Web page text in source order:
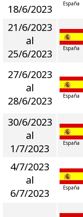
18/6/2023
España
21/6/2023
al
25/6/2023
España
27/6/2023
al
28/6/2023
España
30/6/2023
al
1/7/2023
España
4/7/2023
al
6/7/2023
España